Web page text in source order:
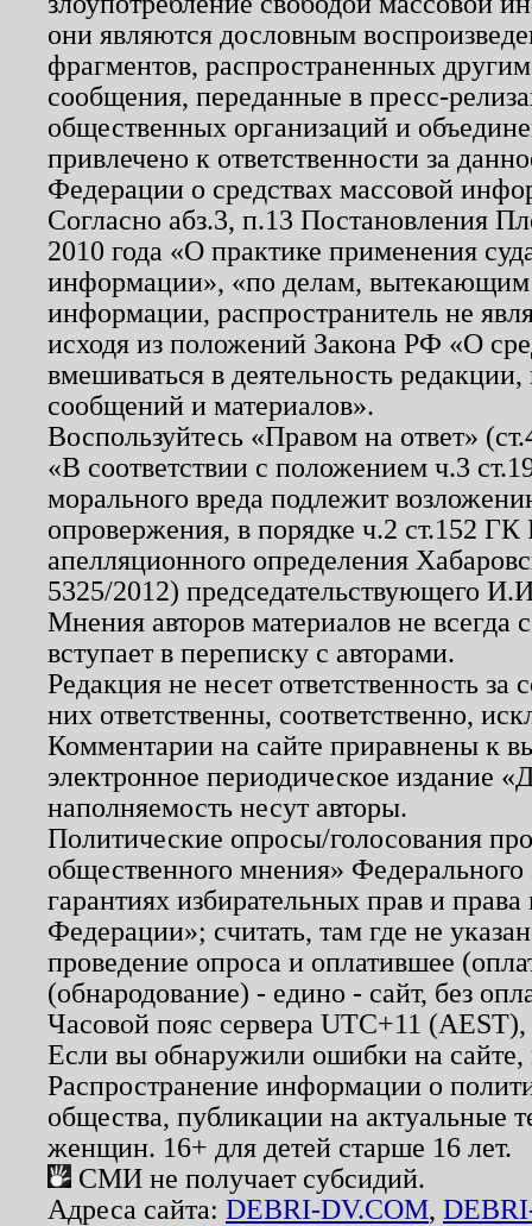
они являются дословным
фрагментов, распространенных
сообщения, переданные в пресс-
общественных организаций и
привлечено к ответственности за
Федерации о средствах массовой
Согласно абз.3, п.13 Постановления
2010 года «О практике применения
информации», «по делам, вытекающим
информации, распространитель не
исходя из положений Закона РФ «О
вмешиваться в деятельность
сообщений и материалов».
Воспользуйтесь «Правом на ответ»
«В соответствии с положением ч.3
морального вреда подлежит
опровержения, в порядке ч.2 ст.152
апелляционного определения
5325/2012) председательствующего
Мнения авторов материалов не
вступает в переписку с авторами.
Редакция не несет ответственность
них ответственны, соответственно,
Комментарии на сайте приравнены к
электронное периодическое издание
наполняемость несут авторы.
Политические опросы/голосования
общественного мнения»
гарантиях избирательных прав и
Федерации»; считать, там где не
проведение опроса и оплатившее
(обнародование) - едино - сайт, без
Часовой пояс сервера UTC+11
Если вы обнаружили ошибки на
Распространение информации о
общества, публикации на актуальные
женщин. 16+ для детей старше 16 лет.
СМИ не получает субсидий.
Адреса сайта: DEBRI-DV.COM,